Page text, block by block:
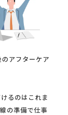
アフターケア
るのはこれま
の準備で仕事